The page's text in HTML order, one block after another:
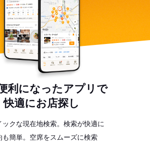
利になったアプリで
快適にお店探し
ックな現在地検索。検索が快適に
も簡単。空席をスムーズに検索